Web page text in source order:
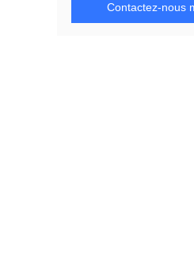
Contactez-nous